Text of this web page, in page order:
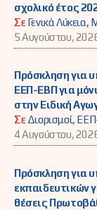
σχολικό έτος
ΣεΓενικά Λύκεια,
5 Αυγούστου,
Πρόσκληση για
ΕΕΠ-ΕΒΠ για
στην Ειδική
ΣεΔιορισμοί,
4 Αυγούστου,
Πρόσκληση για
εκπαιδευτικών
θέσεις